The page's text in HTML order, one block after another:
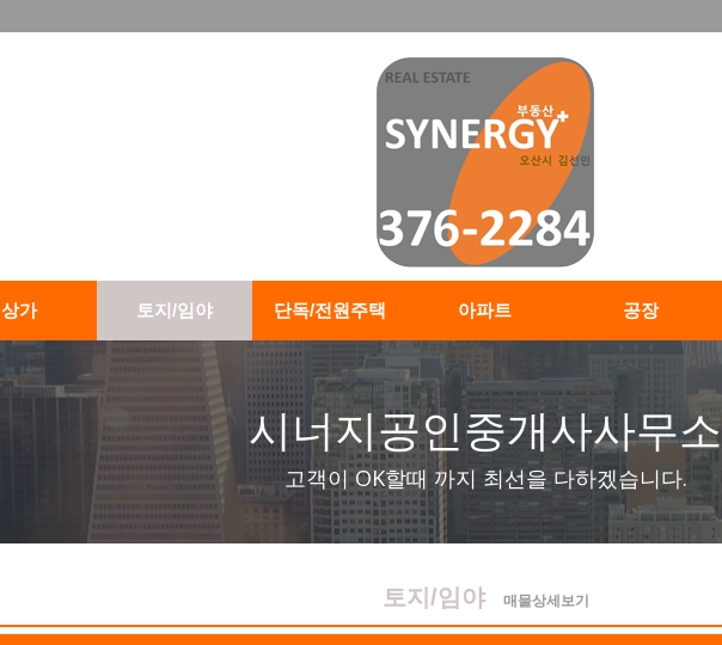
상가 토지/임야 단독/전원주택 아파트 공장
시너지공인중개사사무소
고객이 OK할때 까지 최선을 다하겠습니다.
토지/임야 매물상세보기